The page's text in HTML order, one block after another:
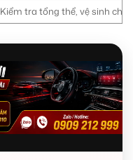
Kiểm tra tổng thể, vệ sinh